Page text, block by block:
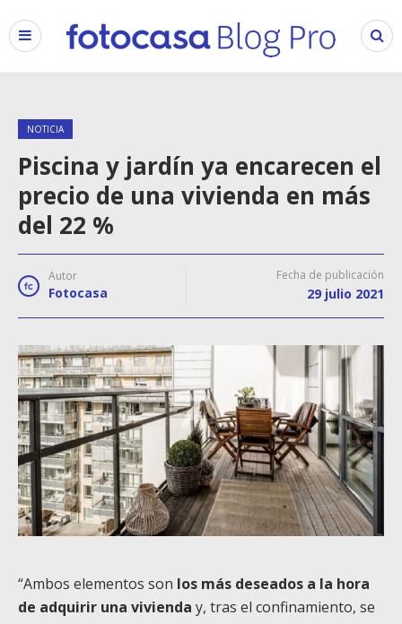
NOTICIA
Piscina y jardín ya encarecen el
precio de una vivienda en más
del 22 %
Autor
Fotocasa
Fecha de publicación
29 julio 2021
“Ambos elementos son los más deseados a la hora
de adquirir una vivienda y, tras el confinamiento, se